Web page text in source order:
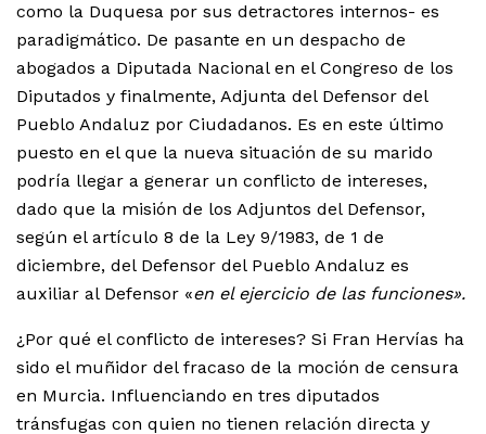
como la Duquesa por sus detractores internos- es
paradigmático. De pasante en un despacho de
abogados a Diputada Nacional en el Congreso de los
Diputados y finalmente, Adjunta del Defensor del
Pueblo Andaluz por Ciudadanos. Es en este último
puesto en el que la nueva situación de su marido
podría llegar a generar un conflicto de intereses,
dado que la misión de los Adjuntos del Defensor,
según el artículo 8 de la Ley 9/1983, de 1 de
diciembre, del Defensor del Pueblo Andaluz es
auxiliar al Defensor «en el ejercicio de las funciones».
¿Por qué el conflicto de intereses? Si Fran Hervías ha
sido el muñidor del fracaso de la moción de censura
en Murcia. Influenciando en tres diputados
tránsfugas con quien no tienen relación directa y